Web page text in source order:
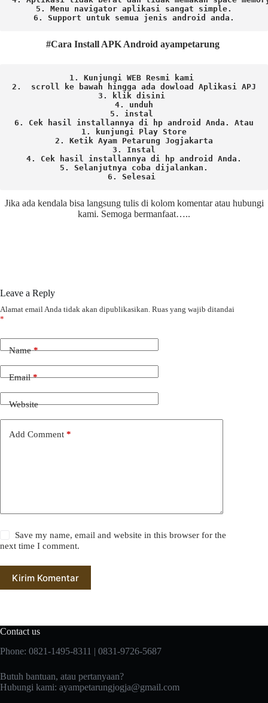
5. Menu navigator aplikasi sangat simple.
6. Support untuk semua jenis android anda.
#Cara Install APK Android ayampetarung
1. Kunjungi WEB Resmi kami
2.  scroll ke bawah hingga ada dowload Aplikasi APJ
3. klik disini
4. unduh
5. instal
6. Cek hasil installannya di hp android Anda. Atau
1. kunjungi Play Store
2. Ketik Ayam Petarung Jogjakarta
3. Instal
4. Cek hasil installannya di hp android Anda.
5. Selanjutnya coba dijalankan.
6. Selesai
Jika ada kendala bisa langsung tulis di kolom komentar atau hubungi
kami. Semoga bermanfaat…..
Leave a Reply
Alamat email Anda tidak akan dipublikasikan. Ruas yang wajib ditandai
*
Name*
Email*
Website
Add Comment *
Save my name, email and website in this browser for the
next time I comment.
Kirim Komentar
Contact us
Phone: 0821-1495-8311 | 0831-9726-5687
Butuh bantuan, atau pertanyaan?
Hubungi kami: ayampetarungjogja@gmail.com